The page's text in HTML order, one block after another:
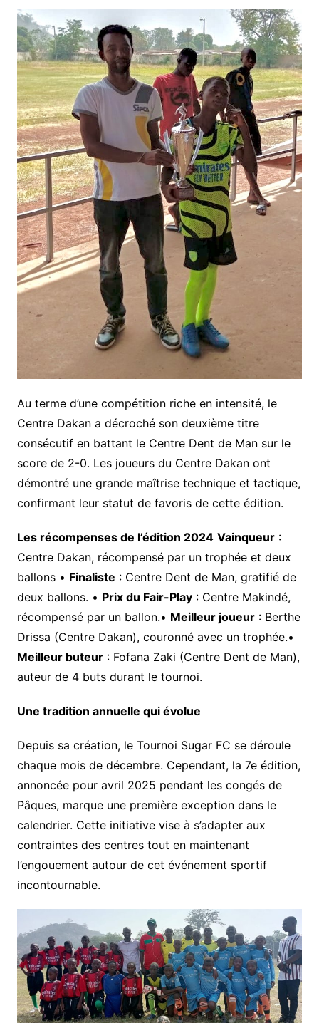
Au terme d’une compétition riche en intensité, le
Centre Dakan a décroché son deuxième titre
consécutif en battant le Centre Dent de Man sur le
score de 2-0. Les joueurs du Centre Dakan ont
démontré une grande maîtrise technique et tactique,
confirmant leur statut de favoris de cette édition.
Les récompenses de l’édition 2024 Vainqueur:
Centre Dakan, récompensé par un trophée et deux
ballons • Finaliste : Centre Dent de Man, gratifié de
deux ballons. • Prix du Fair-Play: Centre Makindé,
récompensé par un ballon.• Meilleur joueur: Berthe
Drissa (Centre Dakan), couronné avec un trophée.•
Meilleur buteur: Fofana Zaki (Centre Dent de Man),
auteur de 4 buts durant le tournoi.
Une tradition annuelle qui évolue
Depuis sa création, le Tournoi Sugar FC se déroule
chaque mois de décembre. Cependant, la 7e édition,
annoncée pour avril 2025 pendant les congés de
Pâques, marque une première exception dans le
calendrier. Cette initiative vise à s’adapter aux
contraintes des centres tout en maintenant
l’engouement autour de cet événement sportif
incontournable.